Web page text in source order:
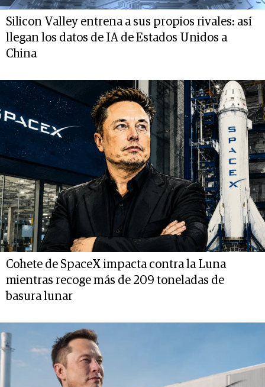
Silicon Valley entrena a sus propios rivales: así
llegan los datos de IA de Estados Unidos a
China
Cohete de SpaceX impacta contra la Luna
mientras recoge más de 209 toneladas de
basura lunar